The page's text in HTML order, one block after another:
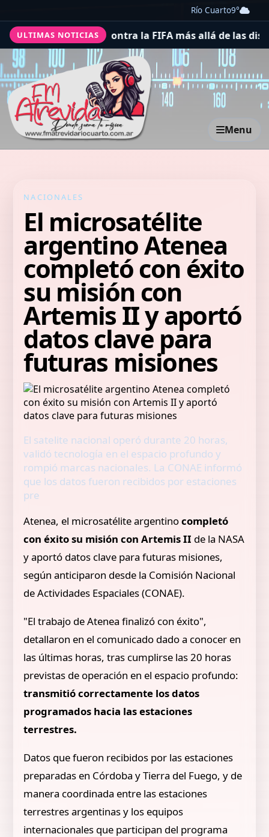
Río Cuarto9°
ULTIMAS NOTICIAS
boicot contra la FIFA más allá de las disculpas de
Menu
NACIONALES
El microsatélite
argentino Atenea
completó con éxito
su misión con
Artemis II y aportó
datos clave para
futuras misiones
El satelite nacional operó durante 20 horas,
validó tecnología en el espacio profundo y
rompió marcas nacionales. La CONAE informó
que los datos fueron recibidos por estaciones
pre
Atenea, el microsatélite argentinocompletó
con éxito su misión con Artemis II de la NASA
y aportó datos clave para futuras misiones,
según anticiparon desde la Comisión Nacional
de Actividades Espaciales (CONAE).
"El trabajo de Atenea finalizó con éxito",
detallaron en el comunicado dado a conocer en
las últimas horas, tras cumplirse las 20 horas
previstas de operación en el espacio profundo:
transmitió correctamente los datos
programados hacia las estaciones
terrestres.
Datos que fueron recibidos por las estaciones
preparadas en Córdoba y Tierra del Fuego, y de
manera coordinada entre las estaciones
terrestres argentinas y los equipos
internacionales que participan del programa